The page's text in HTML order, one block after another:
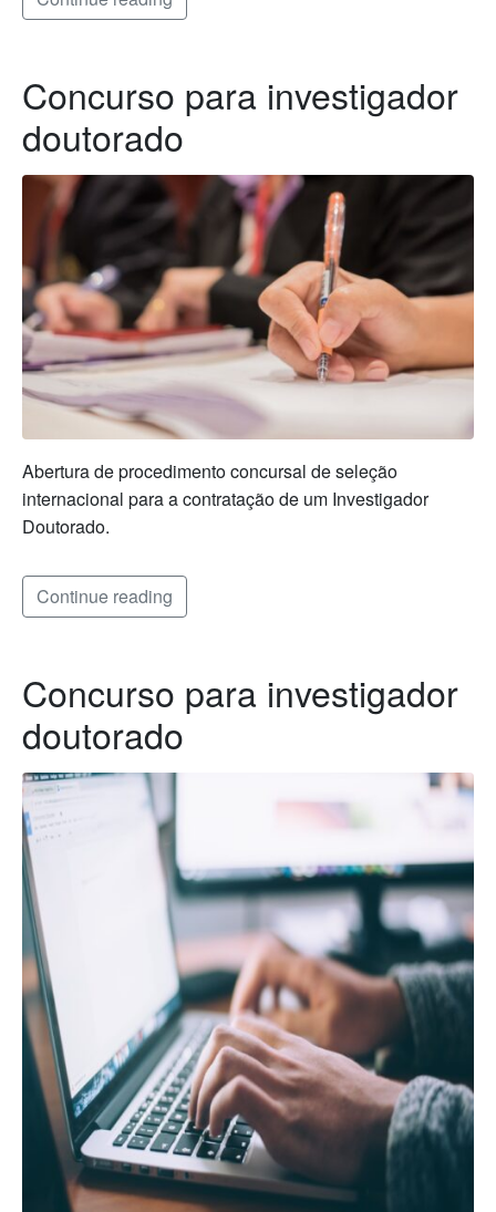
Concurso para investigador
doutorado
Abertura de procedimento concursal de seleção
internacional para a contratação de um Investigador
Doutorado.
Continue reading
Concurso para investigador
doutorado